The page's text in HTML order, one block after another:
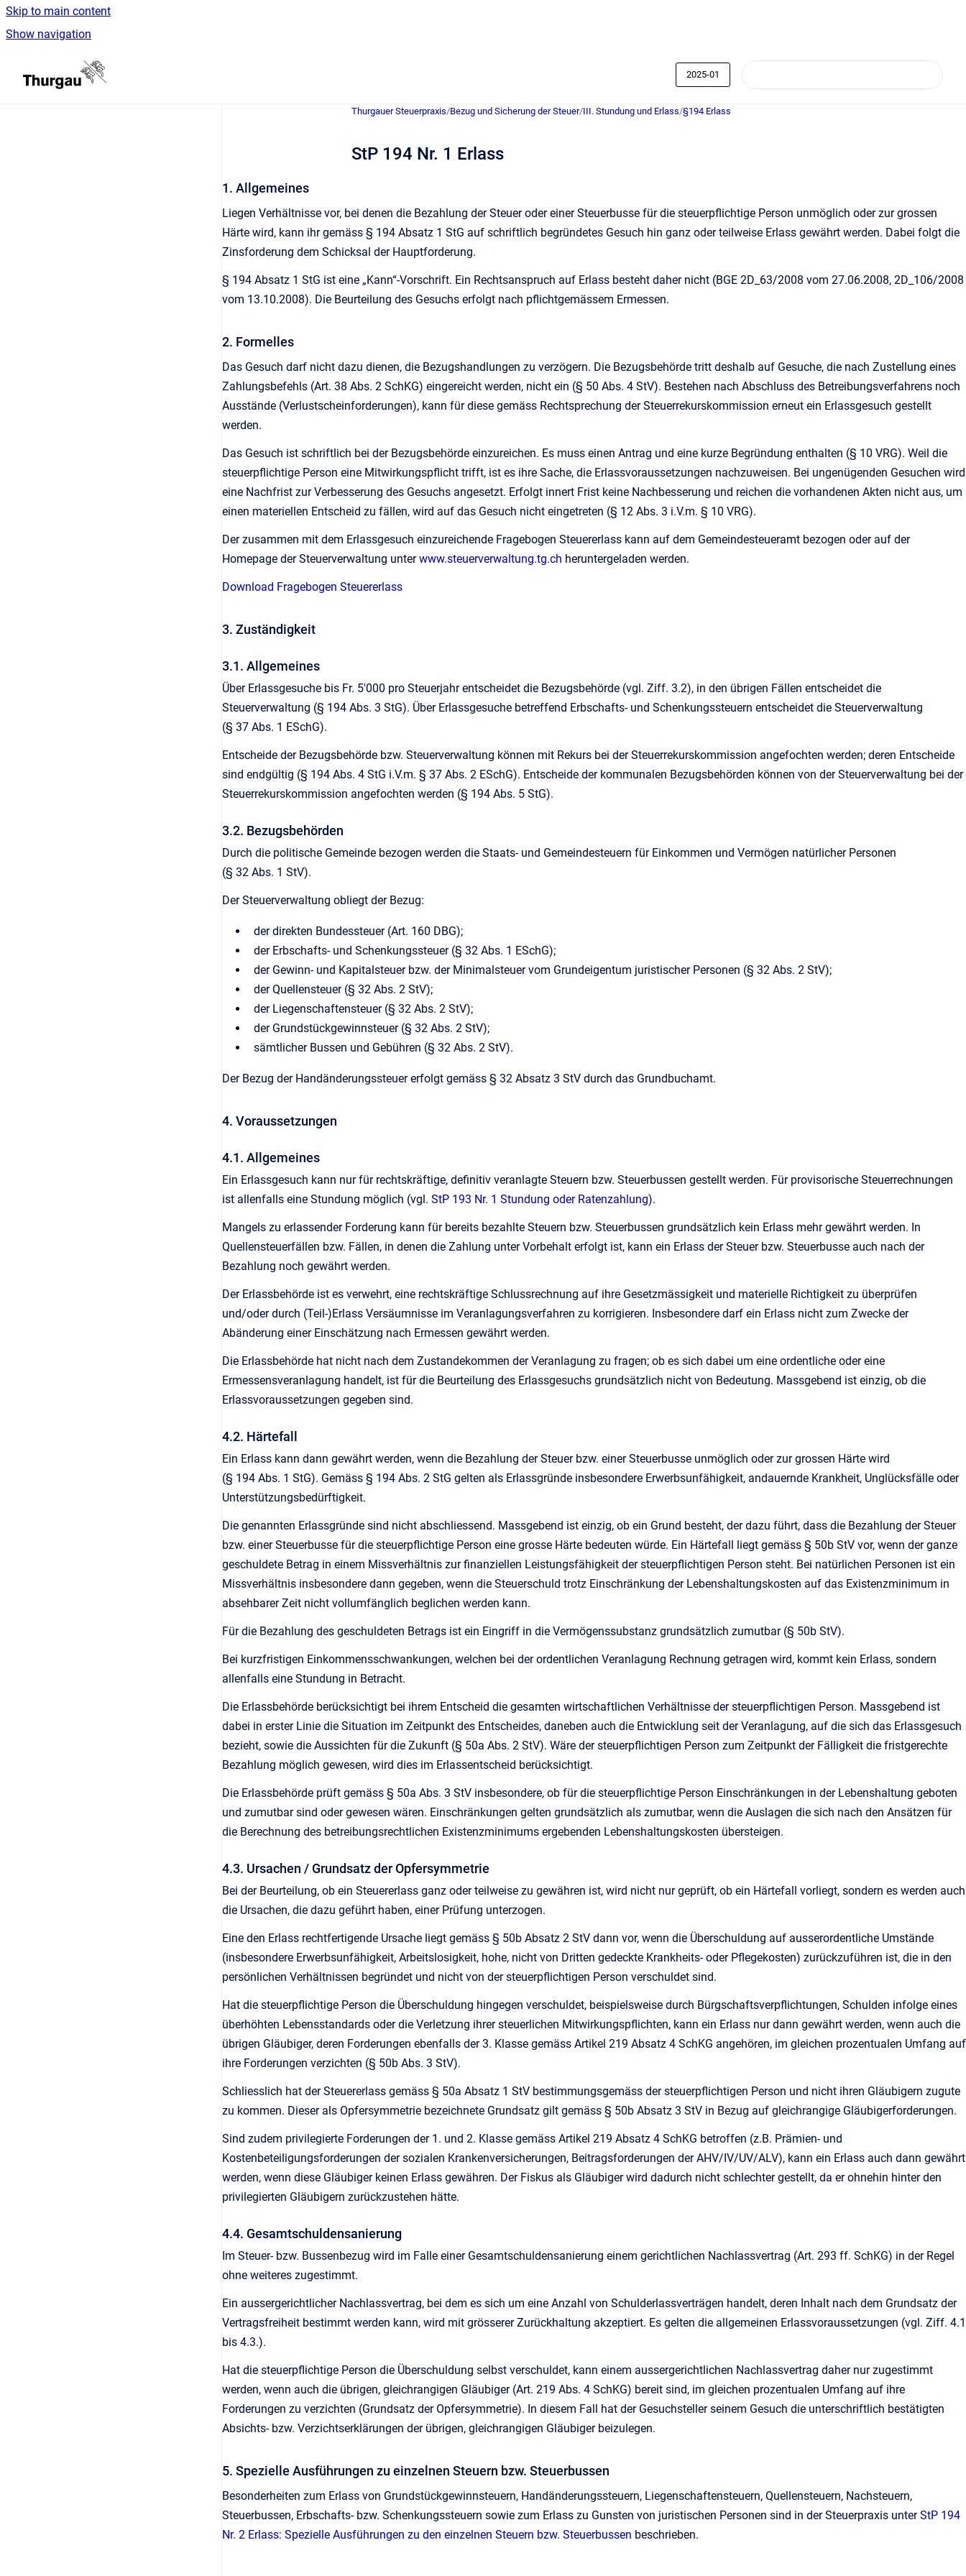
Skip to main content
Show navigation
2025-01
Thurgauer Steuerpraxis/Bezug und Sicherung der Steuer/III. Stundung und Erlass/§194 Erlass
StP 194 Nr. 1 Erlass
1. Allgemeines
Liegen Verhältnisse vor, bei denen die Bezahlung der Steuer oder einer Steuerbusse für die steuerpflichtige Person unmöglich oder zur grossen
Härte wird, kann ihr gemäss § 194 Absatz 1 StG auf schriftlich begründetes Gesuch hin ganz oder teilweise Erlass gewährt werden. Dabei folgt die
Zinsforderung dem Schicksal der Hauptforderung.
§ 194 Absatz 1 StG ist eine „Kann“-Vorschrift. Ein Rechtsanspruch auf Erlass besteht daher nicht (BGE 2D_63/2008 vom 27.06.2008, 2D_106/2008
vom 13.10.2008). Die Beurteilung des Gesuchs erfolgt nach pflichtgemässem Ermessen.
2. Formelles
Das Gesuch darf nicht dazu dienen, die Bezugshandlungen zu verzögern. Die Bezugsbehörde tritt deshalb auf Gesuche, die nach Zustellung eines
Zahlungsbefehls (Art. 38 Abs. 2 SchKG) eingereicht werden, nicht ein (§ 50 Abs. 4 StV). Bestehen nach Abschluss des Betreibungsverfahrens noch
Ausstände (Verlustscheinforderungen), kann für diese gemäss Rechtsprechung der Steuerrekurskommission erneut ein Erlassgesuch gestellt
werden.
Das Gesuch ist schriftlich bei der Bezugsbehörde einzureichen. Es muss einen Antrag und eine kurze Begründung enthalten (§ 10 VRG). Weil die
steuerpflichtige Person eine Mitwirkungspflicht trifft, ist es ihre Sache, die Erlassvoraussetzungen nachzuweisen. Bei ungenügenden Gesuchen wird
eine Nachfrist zur Verbesserung des Gesuchs angesetzt. Erfolgt innert Frist keine Nachbesserung und reichen die vorhandenen Akten nicht aus, um
einen materiellen Entscheid zu fällen, wird auf das Gesuch nicht eingetreten (§ 12 Abs. 3 i.V.m. § 10 VRG).
Der zusammen mit dem Erlassgesuch einzureichende Fragebogen Steuererlass kann auf dem Gemeindesteueramt bezogen oder auf der
Homepage der Steuerverwaltung unterwww.steuerverwaltung.tg.ch heruntergeladen werden.
Download Fragebogen Steuererlass
3. Zuständigkeit
3.1. Allgemeines
Über Erlassgesuche bis Fr. 5'000 pro Steuerjahr entscheidet die Bezugsbehörde (vgl. Ziff. 3.2), in den übrigen Fällen entscheidet die
Steuerverwaltung (§ 194 Abs. 3 StG). Über Erlassgesuche betreffend Erbschafts- und Schenkungssteuern entscheidet die Steuerverwaltung
(§ 37 Abs. 1 ESchG).
Entscheide der Bezugsbehörde bzw. Steuerverwaltung können mit Rekurs bei der Steuerrekurskommission angefochten werden; deren Entscheide
sind endgültig (§ 194 Abs. 4 StG i.V.m. § 37 Abs. 2 ESchG). Entscheide der kommunalen Bezugsbehörden können von der Steuerverwaltung bei der
Steuerrekurskommission angefochten werden (§ 194 Abs. 5 StG).
3.2. Bezugsbehörden
Durch die politische Gemeinde bezogen werden die Staats- und Gemeindesteuern für Einkommen und Vermögen natürlicher Personen
(§ 32 Abs. 1 StV).
Der Steuerverwaltung obliegt der Bezug:
der direkten Bundessteuer (Art. 160 DBG);
der Erbschafts- und Schenkungssteuer (§ 32 Abs. 1 ESchG);
der Gewinn- und Kapitalsteuer bzw. der Minimalsteuer vom Grundeigentum juristischer Personen (§ 32 Abs. 2 StV);
der Quellensteuer (§ 32 Abs. 2 StV);
der Liegenschaftensteuer (§ 32 Abs. 2 StV);
der Grundstückgewinnsteuer (§ 32 Abs. 2 StV);
sämtlicher Bussen und Gebühren (§ 32 Abs. 2 StV).
Der Bezug der Handänderungssteuer erfolgt gemäss § 32 Absatz 3 StV durch das Grundbuchamt.
4. Voraussetzungen
4.1. Allgemeines
Ein Erlassgesuch kann nur für rechtskräftige, definitiv veranlagte Steuern bzw. Steuerbussen gestellt werden. Für provisorische Steuerrechnungen
ist allenfalls eine Stundung möglich (vgl. StP 193 Nr. 1 Stundung oder Ratenzahlung).
Mangels zu erlassender Forderung kann für bereits bezahlte Steuern bzw. Steuerbussen grundsätzlich kein Erlass mehr gewährt werden. In
Quellensteuerfällen bzw. Fällen, in denen die Zahlung unter Vorbehalt erfolgt ist, kann ein Erlass der Steuer bzw. Steuerbusse auch nach der
Bezahlung noch gewährt werden.
Der Erlassbehörde ist es verwehrt, eine rechtskräftige Schlussrechnung auf ihre Gesetzmässigkeit und materielle Richtigkeit zu überprüfen
und/oder durch (Teil-)Erlass Versäumnisse im Veranlagungsverfahren zu korrigieren. Insbesondere darf ein Erlass nicht zum Zwecke der
Abänderung einer Einschätzung nach Ermessen gewährt werden.
Die Erlassbehörde hat nicht nach dem Zustandekommen der Veranlagung zu fragen; ob es sich dabei um eine ordentliche oder eine
Ermessensveranlagung handelt, ist für die Beurteilung des Erlassgesuchs grundsätzlich nicht von Bedeutung. Massgebend ist einzig, ob die
Erlassvoraussetzungen gegeben sind.
4.2. Härtefall
Ein Erlass kann dann gewährt werden, wenn die Bezahlung der Steuer bzw. einer Steuerbusse unmöglich oder zur grossen Härte wird
(§ 194 Abs. 1 StG). Gemäss § 194 Abs. 2 StG gelten als Erlassgründe insbesondere Erwerbsunfähigkeit, andauernde Krankheit, Unglücksfälle oder
Unterstützungsbedürftigkeit.
Die genannten Erlassgründe sind nicht abschliessend. Massgebend ist einzig, ob ein Grund besteht, der dazu führt, dass die Bezahlung der Steuer
bzw. einer Steuerbusse für die steuerpflichtige Person eine grosse Härte bedeuten würde. Ein Härtefall liegt gemäss § 50b StV vor, wenn der ganze
geschuldete Betrag in einem Missverhältnis zur finanziellen Leistungsfähigkeit der steuerpflichtigen Person steht. Bei natürlichen Personen ist ein
Missverhältnis insbesondere dann gegeben, wenn die Steuerschuld trotz Einschränkung der Lebenshaltungskosten auf das Existenzminimum in
absehbarer Zeit nicht vollumfänglich beglichen werden kann.
Für die Bezahlung des geschuldeten Betrags ist ein Eingriff in die Vermögenssubstanz grundsätzlich zumutbar (§ 50b StV).
Bei kurzfristigen Einkommensschwankungen, welchen bei der ordentlichen Veranlagung Rechnung getragen wird, kommt kein Erlass, sondern
allenfalls eine Stundung in Betracht.
Die Erlassbehörde berücksichtigt bei ihrem Entscheid die gesamten wirtschaftlichen Verhältnisse der steuerpflichtigen Person. Massgebend ist
dabei in erster Linie die Situation im Zeitpunkt des Entscheides, daneben auch die Entwicklung seit der Veranlagung, auf die sich das Erlassgesuch
bezieht, sowie die Aussichten für die Zukunft (§ 50a Abs. 2 StV). Wäre der steuerpflichtigen Person zum Zeitpunkt der Fälligkeit die fristgerechte
Bezahlung möglich gewesen, wird dies im Erlassentscheid berücksichtigt.
Die Erlassbehörde prüft gemäss § 50a Abs. 3 StV insbesondere, ob für die steuerpflichtige Person Einschränkungen in der Lebenshaltung geboten
und zumutbar sind oder gewesen wären. Einschränkungen gelten grundsätzlich als zumutbar, wenn die Auslagen die sich nach den Ansätzen für
die Berechnung des betreibungsrechtlichen Existenzminimums ergebenden Lebenshaltungskosten übersteigen.
4.3. Ursachen / Grundsatz der Opfersymmetrie
Bei der Beurteilung, ob ein Steuererlass ganz oder teilweise zu gewähren ist, wird nicht nur geprüft, ob ein Härtefall vorliegt, sondern es werden auch
die Ursachen, die dazu geführt haben, einer Prüfung unterzogen.
Eine den Erlass rechtfertigende Ursache liegt gemäss § 50b Absatz 2 StV dann vor, wenn die Überschuldung auf ausserordentliche Umstände
(insbesondere Erwerbsunfähigkeit, Arbeitslosigkeit, hohe, nicht von Dritten gedeckte Krankheits- oder Pflegekosten) zurückzuführen ist, die in den
persönlichen Verhältnissen begründet und nicht von der steuerpflichtigen Person verschuldet sind.
Hat die steuerpflichtige Person die Überschuldung hingegen verschuldet, beispielsweise durch Bürgschaftsverpflichtungen, Schulden infolge eines
überhöhten Lebensstandards oder die Verletzung ihrer steuerlichen Mitwirkungspflichten, kann ein Erlass nur dann gewährt werden, wenn auch die
übrigen Gläubiger, deren Forderungen ebenfalls der 3. Klasse gemäss Artikel 219 Absatz 4 SchKG angehören, im gleichen prozentualen Umfang auf
ihre Forderungen verzichten (§ 50b Abs. 3 StV).
Schliesslich hat der Steuererlass gemäss § 50a Absatz 1 StV bestimmungsgemäss der steuerpflichtigen Person und nicht ihren Gläubigern zugute
zu kommen. Dieser als Opfersymmetrie bezeichnete Grundsatz gilt gemäss § 50b Absatz 3 StV in Bezug auf gleichrangige Gläubigerforderungen.
Sind zudem privilegierte Forderungen der 1. und 2. Klasse gemäss Artikel 219 Absatz 4 SchKG betroffen (z.B. Prämien- und
Kostenbeteiligungsforderungen der sozialen Krankenversicherungen, Beitragsforderungen der AHV/IV/UV/ALV), kann ein Erlass auch dann gewährt
werden, wenn diese Gläubiger keinen Erlass gewähren. Der Fiskus als Gläubiger wird dadurch nicht schlechter gestellt, da er ohnehin hinter den
privilegierten Gläubigern zurückzustehen hätte.
4.4. Gesamtschuldensanierung
Im Steuer- bzw. Bussenbezug wird im Falle einer Gesamtschuldensanierung einem gerichtlichen Nachlassvertrag (Art. 293 ff. SchKG) in der Regel
ohne weiteres zugestimmt.
Ein aussergerichtlicher Nachlassvertrag, bei dem es sich um eine Anzahl von Schulderlassverträgen handelt, deren Inhalt nach dem Grundsatz der
Vertragsfreiheit bestimmt werden kann, wird mit grösserer Zurückhaltung akzeptiert. Es gelten die allgemeinen Erlassvoraussetzungen (vgl. Ziff. 4.1
bis 4.3.).
Hat die steuerpflichtige Person die Überschuldung selbst verschuldet, kann einem aussergerichtlichen Nachlassvertrag daher nur zugestimmt
werden, wenn auch die übrigen, gleichrangigen Gläubiger (Art. 219 Abs. 4 SchKG) bereit sind, im gleichen prozentualen Umfang auf ihre
Forderungen zu verzichten (Grundsatz der Opfersymmetrie). In diesem Fall hat der Gesuchsteller seinem Gesuch die unterschriftlich be­stätigten
Absichts- bzw. Verzichtserklärungen der übrigen, gleichrangigen Gläubiger beizulegen.
5. Spezielle Ausführungen zu einzelnen Steuern bzw. Steuerbussen
Besonderheiten zum Erlass von Grundstückgewinnsteuern, Handänderungssteuern, Liegenschaftensteuern, Quellensteuern, Nachsteuern,
Steuerbussen, Erbschafts- bzw. Schenkungssteuern sowie zum Erlass zu Gunsten von juristischen Personen sind in der Steuerpraxis unterStP 194
Nr. 2 Erlass: Spezielle Ausführungen zu den einzelnen Steuern bzw. Steuerbussen beschrieben.